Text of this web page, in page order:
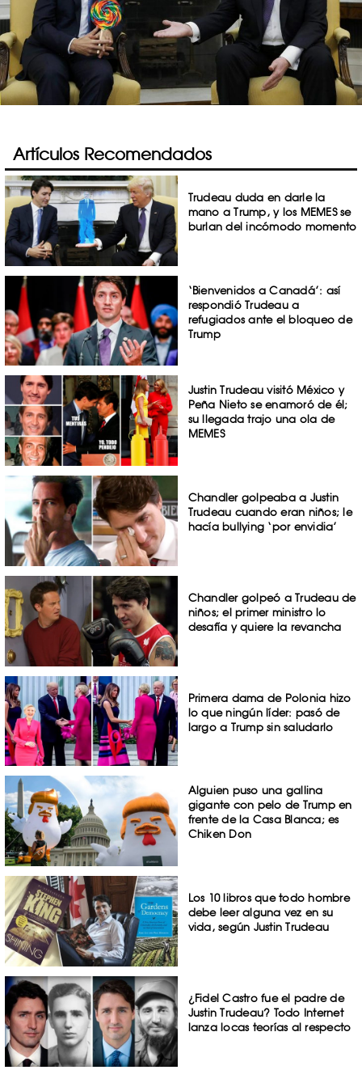
Artículos Recomendados
Trudeau duda en darle la
mano a Trump, y los MEMES se
burlan del incómodo momento
‘Bienvenidos a Canadá’: así
respondió Trudeau a
refugiados ante el bloqueo de
Trump
Justin Trudeau visitó México y
Peña Nieto se enamoró de él;
su llegada trajo una ola de
MEMES
Chandler golpeaba a Justin
Trudeau cuando eran niños; le
hacía bullying ‘por envidia’
Chandler golpeó a Trudeau de
niños; el primer ministro lo
desafía y quiere la revancha
Primera dama de Polonia hizo
lo que ningún líder: pasó de
largo a Trump sin saludarlo
Alguien puso una gallina
gigante con pelo de Trump en
frente de la Casa Blanca; es
Chiken Don
Los 10 libros que todo hombre
debe leer alguna vez en su
vida, según Justin Trudeau
¿Fidel Castro fue el padre de
Justin Trudeau? Todo Internet
lanza locas teorías al respecto